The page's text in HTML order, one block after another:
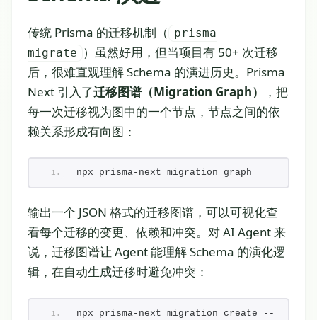
传统 Prisma 的迁移机制（
prisma
migrate
）虽然好用，但当项目有 50+ 次迁移
后，很难直观理解 Schema 的演进历史。Prisma
Next 引入了迁移图谱（Migration Graph）
，把
每一次迁移视为图中的一个节点，节点之间的依
赖关系形成有向图：
npx prisma-next migration graph
输出一个 JSON 格式的迁移图谱，可以可视化查
看每个迁移的变更、依赖和冲突。对 AI Agent 来
说，迁移图谱让 Agent 能理解 Schema 的演化逻
辑，在自动生成迁移时避免冲突：
npx prisma-next migration create --